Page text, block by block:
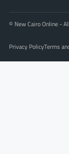
© New Cairo Online -
Privacy PolicyTerms